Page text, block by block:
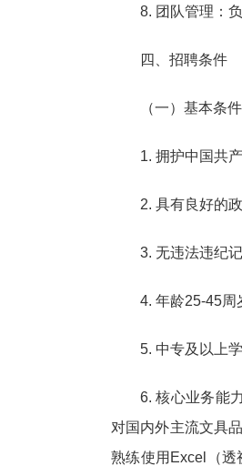
8. 团队管理：
四、招聘条件
（一）基本条件
1. 拥护中国共
2. 具有良好的
3. 无违法违纪
4. 年龄25-45周
5. 中专及以上
6. 核心业务能
对国内外主流文具
熟练使用Excel（透